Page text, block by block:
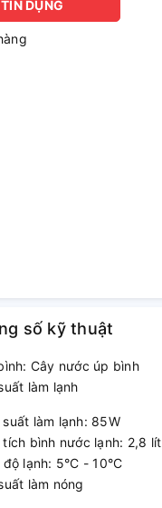
DỤNG
số kỹ thuật
Cây nước úp bình
làm lạnh
làm lạnh: 85W
tích bình nước lạnh: 2,8 lít
lạnh: 5°C - 10°C
làm nóng